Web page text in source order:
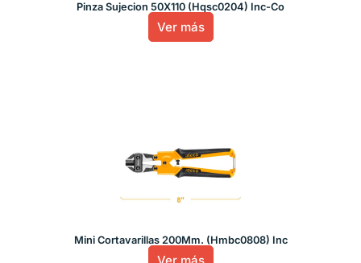
Pinza Sujecion 50X110 (Hqsc0204) Inc-Co
Ver más
Mini Cortavarillas 200Mm. (Hmbc0808) Inc